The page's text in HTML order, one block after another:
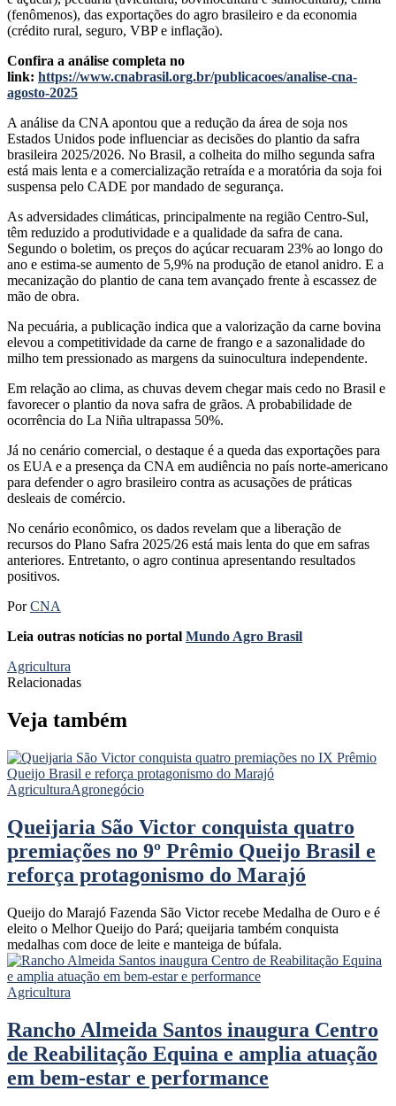
(fenômenos), das exportações do agro brasileiro e da economia
(crédito rural, seguro, VBP e inflação).
Confira a análise completa no
link: https://www.cnabrasil.org.br/publicacoes/analise-cna-
agosto-2025
A análise da CNA apontou que a redução da área de soja nos
Estados Unidos pode influenciar as decisões do plantio da safra
brasileira 2025/2026. No Brasil, a colheita do milho segunda safra
está mais lenta e a comercialização retraída e a moratória da soja foi
suspensa pelo CADE por mandado de segurança.
As adversidades climáticas, principalmente na região Centro-Sul,
têm reduzido a produtividade e a qualidade da safra de cana.
Segundo o boletim, os preços do açúcar recuaram 23% ao longo do
ano e estima-se aumento de 5,9% na produção de etanol anidro. E a
mecanização do plantio de cana tem avançado frente à escassez de
mão de obra.
Na pecuária, a publicação indica que a valorização da carne bovina
elevou a competitividade da carne de frango e a sazonalidade do
milho tem pressionado as margens da suinocultura independente.
Em relação ao clima, as chuvas devem chegar mais cedo no Brasil e
favorecer o plantio da nova safra de grãos. A probabilidade de
ocorrência do La Niña ultrapassa 50%.
Já no cenário comercial, o destaque é a queda das exportações para
os EUA e a presença da CNA em audiência no país norte-americano
para defender o agro brasileiro contra as acusações de práticas
desleais de comércio.
No cenário econômico, os dados revelam que a liberação de
recursos do Plano Safra 2025/26 está mais lenta do que em safras
anteriores. Entretanto, o agro continua apresentando resultados
positivos.
PorCNA
Leia outras notícias no portal Mundo Agro Brasil
Agricultura
Relacionadas
Veja também
AgriculturaAgronegócio
Queijaria São Victor conquista quatro
premiações no 9º Prêmio Queijo Brasil e
reforça protagonismo do Marajó
Queijo do Marajó Fazenda São Victor recebe Medalha de Ouro e é
eleito o Melhor Queijo do Pará; queijaria também conquista
medalhas com doce de leite e manteiga de búfala.
Agricultura
Rancho Almeida Santos inaugura Centro
de Reabilitação Equina e amplia atuação
em bem-estar e performance